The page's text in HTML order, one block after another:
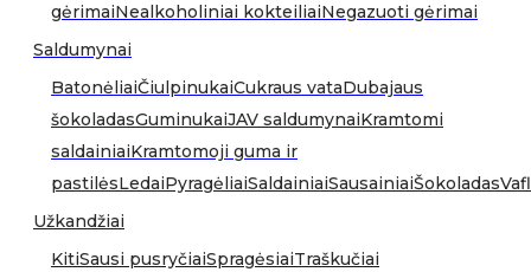
gėrimaiNealkoholiniai kokteiliaiNegazuoti gėrimai
Saldumynai
BatonėliaiČiulpinukaiCukraus vataDubajaus
šokoladasGuminukaiJAV saldumynaiKramtomi
saldainiaiKramtomoji guma ir
pastilėsLedaiPyragėliaiSaldainiaiSausainiaiŠokoladas
Užkandžiai
KitiSausi pusryčiaiSpragėsiaiTraškučiai